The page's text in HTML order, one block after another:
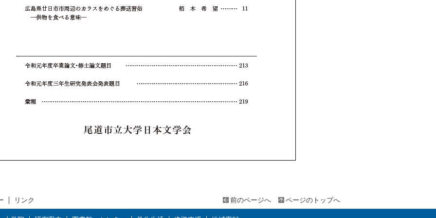
ページのトップへ
前のページへ
リンク